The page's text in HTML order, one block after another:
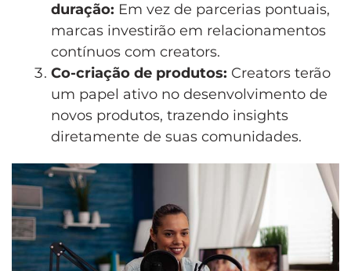
duração: Em vez de parcerias pontuais,
marcas investirão em relacionamentos
contínuos com creators.
Co-criação de produtos: Creators terão
um papel ativo no desenvolvimento de
novos produtos, trazendo insights
diretamente de suas comunidades.